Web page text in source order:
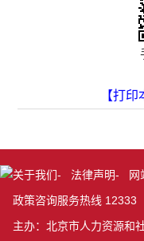
【打印
关于我们- 法律声明- 网
政策咨询服务热线 12333
主办：北京市人力资源和